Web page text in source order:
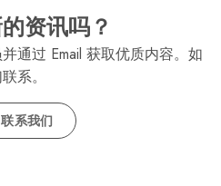
资讯吗？
通过 Email 获取优质内容。如
系。
联系我们